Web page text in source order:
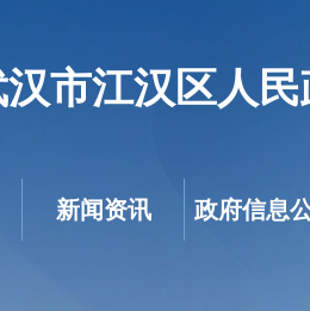
市江汉区人
新闻资讯 政府信息